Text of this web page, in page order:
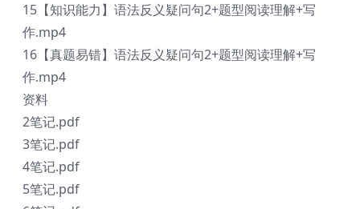
15【知识能力】语法反义疑问句2+题型阅读理解+写
作.mp4
16【真题易错】语法反义疑问句2+题型阅读理解+写
作.mp4
资料
2笔记.pdf
3笔记.pdf
4笔记.pdf
5笔记.pdf